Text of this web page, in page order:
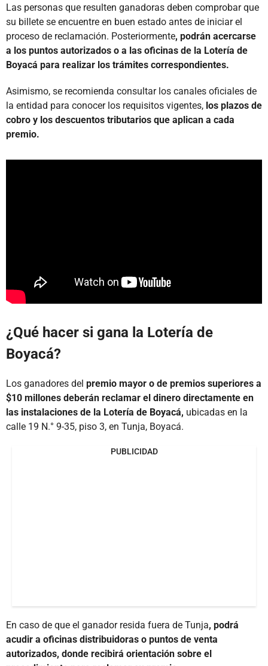
Las personas que resulten ganadoras deben comprobar que
su billete se encuentre en buen estado antes de iniciar el
proceso de reclamación. Posteriormente, podrán acercarse
a los puntos autorizados o a las oficinas de la Lotería de
Boyacá para realizar los trámites correspondientes.
Asimismo, se recomienda consultar los canales oficiales de
la entidad para conocer los requisitos vigentes, los plazos de
cobro y los descuentos tributarios que aplican a cada
premio.
¿Qué hacer si gana la Lotería de
Boyacá?
Los ganadores del premio mayor o de premios superiores a
$10 millones deberán reclamar el dinero directamente en
las instalaciones de la Lotería de Boyacá, ubicadas en la
calle 19 N.° 9-35, piso 3, en Tunja, Boyacá.
PUBLICIDAD
En caso de que el ganador resida fuera de Tunja, podrá
acudir a oficinas distribuidoras o puntos de venta
autorizados, donde recibirá orientación sobre el